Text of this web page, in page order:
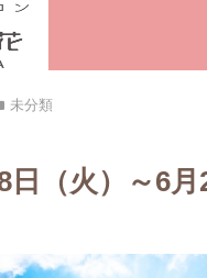
未分類
日（火）～6